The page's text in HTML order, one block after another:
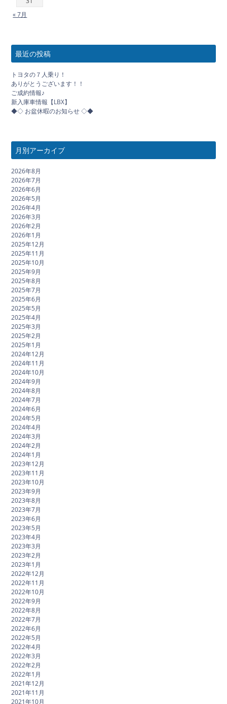
« 7月
最近の投稿
トヨタの７人乗り！
ありがとうございます！！
ご成約情報♪
新入庫車情報【LBX】
◆◇ お盆休暇のお知らせ ◇◆
月別アーカイブ
2026年8月
2026年7月
2026年6月
2026年5月
2026年4月
2026年3月
2026年2月
2026年1月
2025年12月
2025年11月
2025年10月
2025年9月
2025年8月
2025年7月
2025年6月
2025年5月
2025年4月
2025年3月
2025年2月
2025年1月
2024年12月
2024年11月
2024年10月
2024年9月
2024年8月
2024年7月
2024年6月
2024年5月
2024年4月
2024年3月
2024年2月
2024年1月
2023年12月
2023年11月
2023年10月
2023年9月
2023年8月
2023年7月
2023年6月
2023年5月
2023年4月
2023年3月
2023年2月
2023年1月
2022年12月
2022年11月
2022年10月
2022年9月
2022年8月
2022年7月
2022年6月
2022年5月
2022年4月
2022年3月
2022年2月
2022年1月
2021年12月
2021年11月
2021年10月